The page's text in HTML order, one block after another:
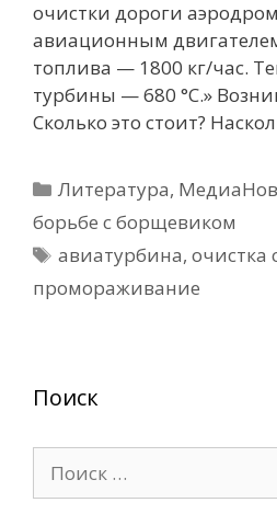
очистки дороги
авиационным
топлива — 1800 кг/час.
турбины — 680 °С.»
Сколько это стоит?
Рубрики
Литература,
борьбе с борщевиком
Метки
авиатурбина,очистка
промораживание
Поиск